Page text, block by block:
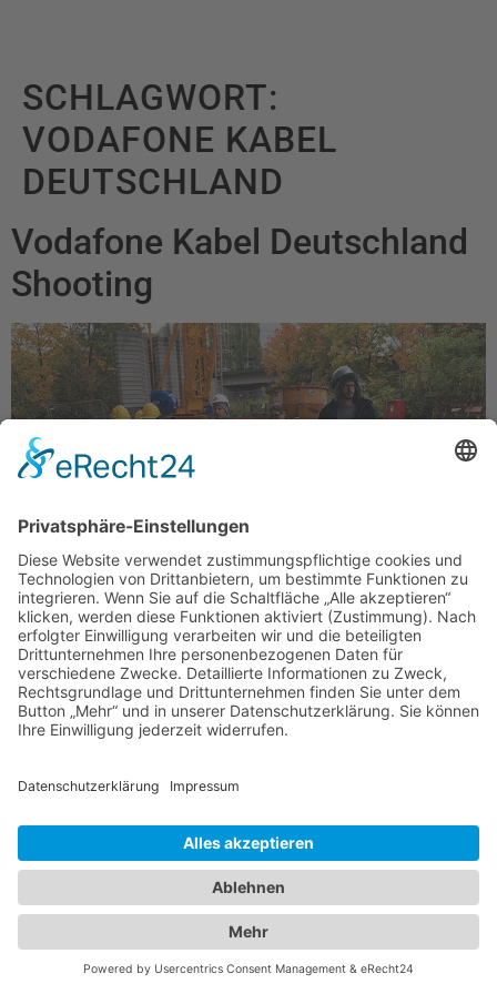
SCHLAGWORT:
VODAFONE KABEL
DEUTSCHLAND
Vodafone Kabel Deutschland
Shooting
Helmpflicht auf der Baustelle. Nach
anfänglichem Regen, kam doch noch die
größeren Schlammschlacht.
Alle Fotos © Christoph Gramann
ImpressumDatenschutz